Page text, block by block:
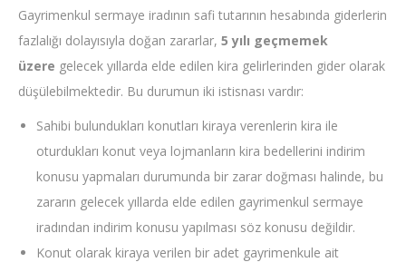
Gayrimenkul sermaye iradının safi tutarının hesabında giderlerin
fazlalığı dolayısıyla doğan zararlar, 5 yılı geçmemek
üzere gelecek yıllarda elde edilen kira gelirlerinden gider olarak
düşülebilmektedir. Bu durumun iki istisnası vardır:
Sahibi bulundukları konutları kiraya verenlerin kira ile
oturdukları konut veya lojmanların kira bedellerini indirim
konusu yapmaları durumunda bir zarar doğması halinde, bu
zararın gelecek yıllarda elde edilen gayrimenkul sermaye
iradından indirim konusu yapılması söz konusu değildir.
Konut olarak kiraya verilen bir adet gayrimenkule ait